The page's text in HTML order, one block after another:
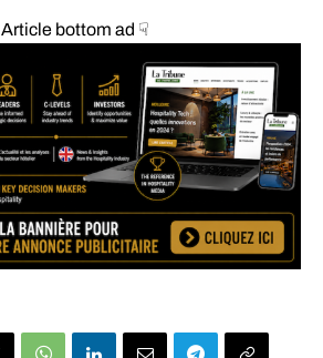
Article bottom ad ☟